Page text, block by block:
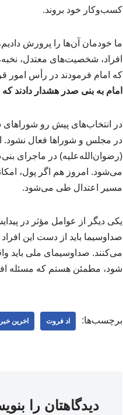
کسب‌وکار خود بروند.
ما خودمان آن‌ها را پرورش
افراد، شخصیت‌های معتدل،
که امام فرمودند در رأس امور
امام به بنی صدر هشدار دادند
در انتخاب‌های پیش رو شوراهای
در مجلس و شوراها فعال نشود.
(رضوان‌الله‌علیه) در ماجرای
می‌شود. امروز هم اگر پول،
مسیر اعتدال طی می‌شود.
یکی دیگر از عوامل مؤثر در
صداوسیما باید از دست این
می‌کنند. صداوسیمای ملی باید
شود، مطمئن هستم که مسئله
برچسب‌ها: اد فروت اخرین خبر
دیدگاهتان را